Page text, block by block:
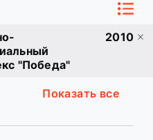
"Победа"
2010
Показать все